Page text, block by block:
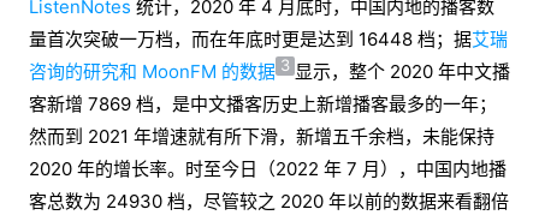
ListenNotes 统计，2020 年 4 月底时，中国内地的播客数
量首次突破一万档，而在年底时更是达到 16448 档；据艾瑞
咨询的研究和 MoonFM 的数据 3 显示，整个 2020 年中文播
客新增 7869 档，是中文播客历史上新增播客最多的一年；
然而到 2021 年增速就有所下滑，新增五千余档，未能保持
2020 年的增长率。时至今日（2022 年 7 月），中国内地播
客总数为 24930 档，尽管较之 2020 年以前的数据来看翻倍